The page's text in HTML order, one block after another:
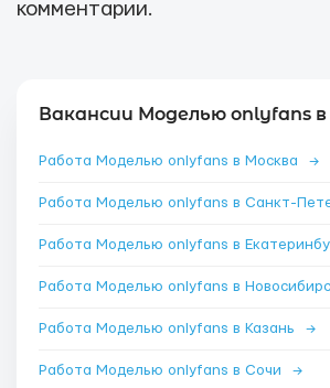
комментарии.
Вакансии Моделью onlyfans в
Работа Моделью onlyfans в Москва →
Работа Моделью onlyfans в Санкт-
Работа Моделью onlyfans в
Работа Моделью onlyfans в
Работа Моделью onlyfans в Казань →
Работа Моделью onlyfans в Сочи →